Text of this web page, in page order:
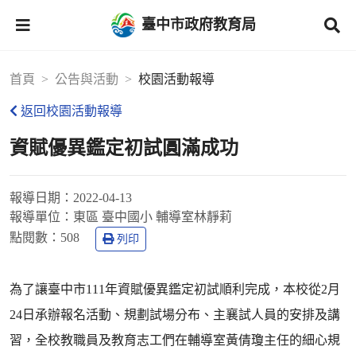
臺中市政府教育局
首頁 公告與活動 校園活動報導
返回校園活動報導
資賦優異鑑定初試圓滿成功
報導日期： 2022-04-13
報導單位： 東區 臺中國小 輔導室林靜莉
點閱數： 508 列印
為了讓臺中市111年資賦優異鑑定初試順利完成，本校從2月
24日承辦報名活動、規劃試場分布、主襄試人員的安排及講
習，全校教職員及教育志工們在輔導室黃倩瓊主任的細心規